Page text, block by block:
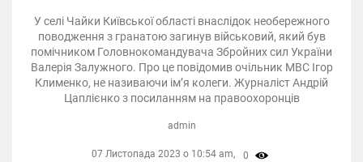
У селі Чайки Київської області внаслідок необережного
поводження з гранатою загинув військовий, який був
помічником Головнокомандувача Збройних сил України
Валерія Залужного. Про це повідомив очільник МВС Ігор
Клименко, не називаючи ім’я колеги. Журналіст Андрій
Цаплієнко з посиланням на правоохоронців
admin
07 Листопада 2023 о 10:54 am, 0